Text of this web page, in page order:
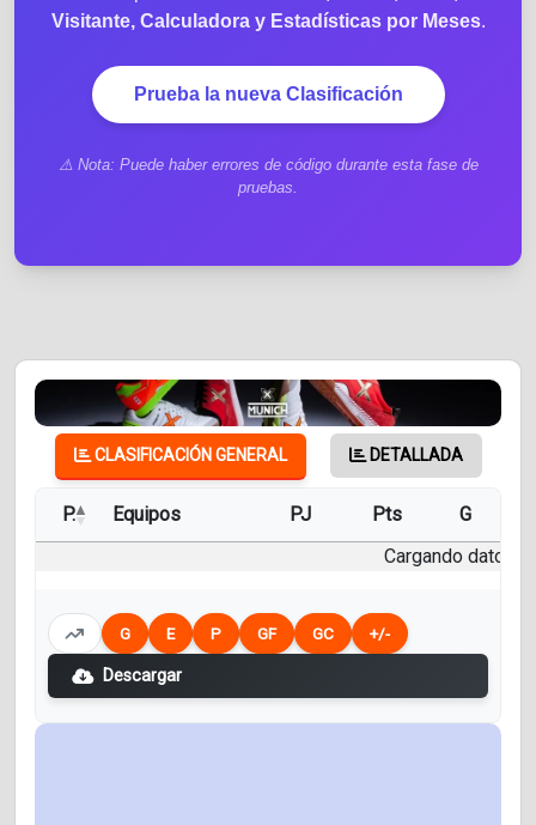
Visitante, Calculadora y Estadísticas por Meses.
Prueba la nueva Clasificación
⚠️ Nota: Puede haber errores de código durante esta fase de
pruebas.
CLASIFICACIÓN GENERAL DETALLADA
P. Equipos PJ Pts G
Cargando datos...
G E P GF GC +/-
Descargar